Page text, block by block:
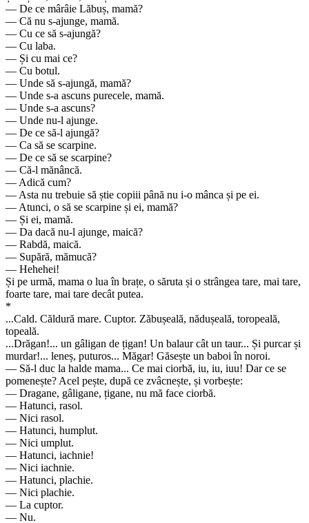
— De ce mârâie Lăbuș, mamă?
— Că nu s-ajunge, mamă.
— Cu ce să s-ajungă?
— Cu laba.
— Și cu mai ce?
— Cu botul.
— Unde să s-ajungă, mamă?
— Unde s-a ascuns purecele, mamă.
— Unde s-a ascuns?
— Unde nu-l ajunge.
— De ce să-l ajungă?
— Ca să se scarpine.
— De ce să se scarpine?
— Că-l mănâncă.
— Adică cum?
— Asta nu trebuie să știe copiii până nu i-o mânca și pe ei.
— Atunci, o să se scarpine și ei, mamă?
— Și ei, mamă.
— Da dacă nu-l ajunge, maică?
— Rabdă, maică.
— Supără, mămucă?
— Hehehei!
Și pe urmă, mama o lua în brațe, o săruta și o strângea tare, mai tare,
foarte tare, mai tare decât putea.
*
...Cald. Căldură mare. Cuptor. Zăbușeală, nădușeală, toropeală,
topeală.
...Drăgan!... un gâligan de țigan! Un balaur cât un taur... Și purcar și
murdar!... leneș, puturos... Măgar! Găsește un baboi în noroi.
— Să-l duc la halde mama... Ce mai ciorbă, iu, iu, iuu! Dar ce se
pomenește? Acel pește, după ce zvâcnește, și vorbește:
— Dragane, gâligane, țigane, nu mă face ciorbă.
— Hatunci, rasol.
— Nici rasol.
— Hatunci, humplut.
— Nici umplut.
— Hatunci, iachnie!
— Nici iachnie.
— Hatunci, plachie.
— Nici plachie.
— La cuptor.
— Nu.